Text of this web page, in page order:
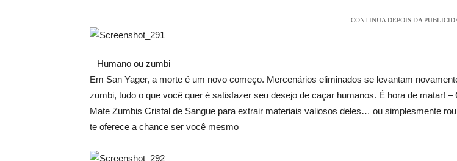
CONTINUA DEPOIS DA
– Humano ou zumbi
Em San Yager, a morte é um novo começo. Mercenários eliminados se levantam
zumbi, tudo o que você quer é satisfazer seu desejo de caçar humanos. É hora de matar! –
Mate Zumbis Cristal de Sangue para extrair materiais valiosos deles… ou simplesmente
te oferece a chance ser você mesmo